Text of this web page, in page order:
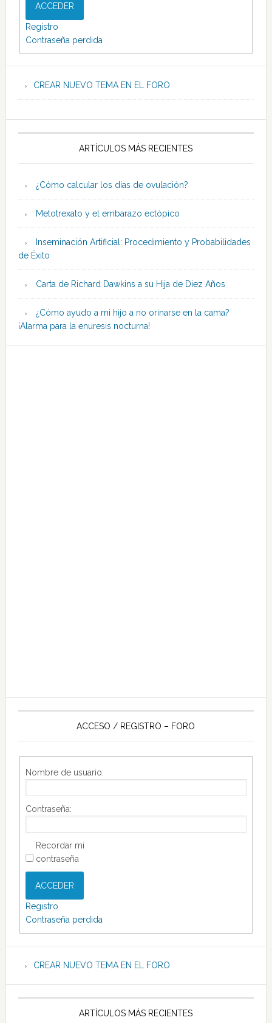
ACCEDER
Registro
Contraseña perdida
CREAR NUEVO TEMA EN EL FORO
ARTÍCULOS MÁS RECIENTES
¿Cómo calcular los días de ovulación?
Metotrexato y el embarazo ectópico
Inseminación Artificial: Procedimiento y Probabilidades
de Éxito
Carta de Richard Dawkins a su Hija de Diez Años
¿Cómo ayudo a mi hijo a no orinarse en la cama?
¡Alarma para la enuresis nocturna!
ACCESO / REGISTRO – FORO
Nombre de usuario:
Contraseña:
Recordar mi
contraseña
ACCEDER
Registro
Contraseña perdida
CREAR NUEVO TEMA EN EL FORO
ARTÍCULOS MÁS RECIENTES